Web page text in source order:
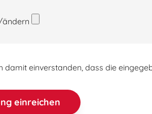
ändern
damit einverstanden, dass die